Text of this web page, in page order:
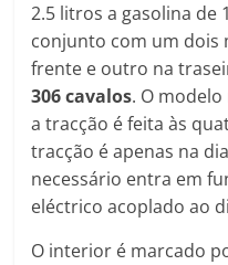
2.5 litros a gasolina de
conjunto com um dois
frente e outro na
306 cavalos. O
a tracção é feita às
tracção é apenas na
necessário entra em
eléctrico acoplado ao
O interior é marcado